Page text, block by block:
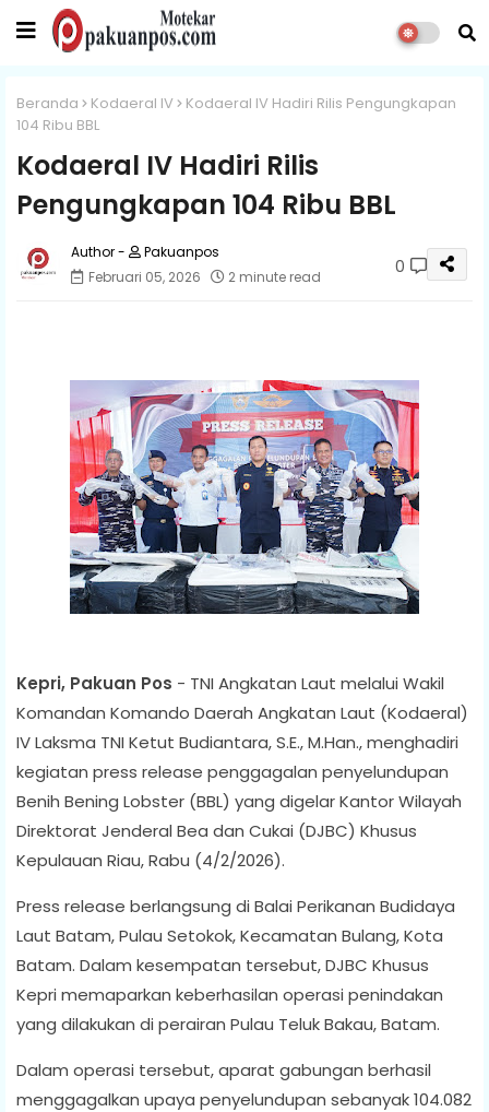
Beranda Kodaeral IV
Kodaeral IV Hadiri Rilis Pengungkapan
104 Ribu BBL
Kodaeral IV Hadiri Rilis
Pengungkapan 104 Ribu BBL
Pakuanpos
Februari 05, 2026
2 minute read 0
Kepri, Pakuan Pos - TNI Angkatan Laut melalui Wakil
Komandan Komando Daerah Angkatan Laut (Kodaeral)
IV Laksma TNI Ketut Budiantara, S.E., M.Han., menghadiri
kegiatan press release penggagalan penyelundupan
Benih Bening Lobster (BBL) yang digelar Kantor Wilayah
Direktorat Jenderal Bea dan Cukai (DJBC) Khusus
Kepulauan Riau, Rabu (4/2/2026).
Press release berlangsung di Balai Perikanan Budidaya
Laut Batam, Pulau Setokok, Kecamatan Bulang, Kota
Batam. Dalam kesempatan tersebut, DJBC Khusus
Kepri memaparkan keberhasilan operasi penindakan
yang dilakukan di perairan Pulau Teluk Bakau, Batam.
Dalam operasi tersebut, aparat gabungan berhasil
menggagalkan upaya penyelundupan sebanyak 104.082